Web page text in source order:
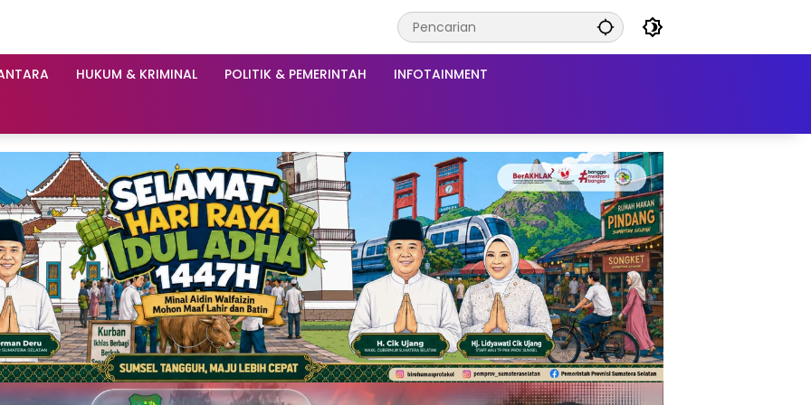
HUKUM & KRIMINAL POLITIK & PEMERINTAH INFOTAINMENT